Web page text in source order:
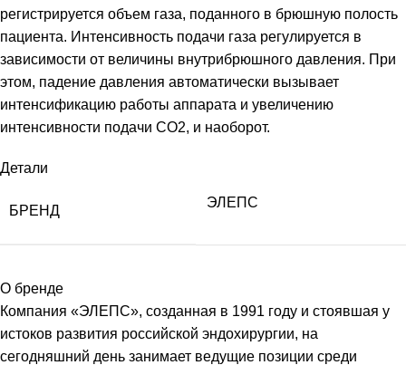
регистрируется объем газа, поданного в брюшную полость
пациента. Интенсивность подачи газа регулируется в
зависимости от величины внутрибрюшного давления. При
этом, падение давления автоматически вызывает
интенсификацию работы аппарата и увеличению
интенсивности подачи CO2, и наоборот.
Детали
БРЕНД
ЭЛЕПС
О бренде
Компания «ЭЛЕПС», созданная в 1991 году и стоявшая у
истоков развития российской эндохирургии, на
сегодняшний день занимает ведущие позиции среди